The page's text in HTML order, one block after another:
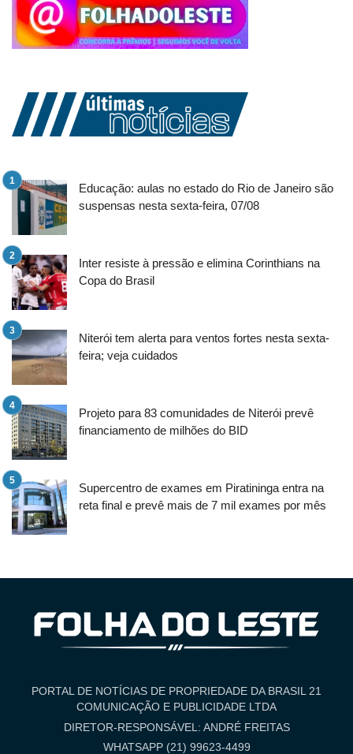
Educação: aulas no estado do Rio de Janeiro são
suspensas nesta sexta-feira, 07/08
Inter resiste à pressão e elimina Corinthians na
Copa do Brasil
Niterói tem alerta para ventos fortes nesta sexta-
feira; veja cuidados
Projeto para 83 comunidades de Niterói prevê
financiamento de milhões do BID
Supercentro de exames em Piratininga entra na
reta final e prevê mais de 7 mil exames por mês
PORTAL DE NOTÍCIAS DE PROPRIEDADE DA BRASIL 21
COMUNICAÇÃO E PUBLICIDADE LTDA
DIRETOR-RESPONSÁVEL: ANDRÉ FREITAS
WHATSAPP (21) 99623-4499